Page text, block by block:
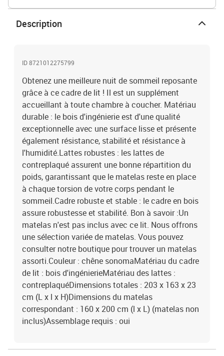
Description
ID 8721012275799
Obtenez une meilleure nuit de sommeil reposante
grâce à ce cadre de lit ! Il est un supplément
accueillant à toute chambre à coucher. Matériau
durable : le bois d'ingénierie est d'une qualité
exceptionnelle avec une surface lisse et présente
également résistance, stabilité et résistance à
l'humidité.Lattes robustes : les lattes de
contreplaqué assurent une bonne répartition du
poids, garantissant que le matelas reste en place
à chaque torsion de votre corps pendant le
sommeil.Cadre robuste et stable : le cadre en bois
assure robustesse et stabilité. Bon à savoir :Un
matelas n'est pas inclus avec ce lit. Nous offrons
une sélection variée de matelas. Vous pouvez
consulter notre boutique pour trouver un matelas
assorti.Couleur : chêne sonomaMatériau du cadre
de lit : bois d'ingénierieMatériau des lattes :
contreplaquéDimensions totales : 203 x 163 x 23
cm (L x l x H)Dimensions du matelas
correspondant : 160 x 200 cm (l x L) (matelas non
inclus)Assemblage requis : oui